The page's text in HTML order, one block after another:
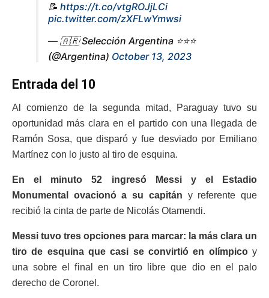
📝 https://t.co/vtgROJjLCi
pic.twitter.com/zXFLwYmwsi
— 🇦🇷 Selección Argentina ⭐⭐⭐
(@Argentina) October 13, 2023
Entrada del 10
Al comienzo de la segunda mitad, Paraguay tuvo su
oportunidad más clara en el partido con una llegada de
Ramón Sosa, que disparó y fue desviado por Emiliano
Martínez con lo justo al tiro de esquina.
En el minuto 52 ingresó Messi y el Estadio
Monumental ovacionó a su capitán y referente que
recibió la cinta de parte de Nicolás Otamendi.
Messi tuvo tres opciones para marcar: la más clara un
tiro de esquina que casi se convirtió en olímpicoy
una sobre el final en un tiro libre que dio en el palo
derecho de Coronel.